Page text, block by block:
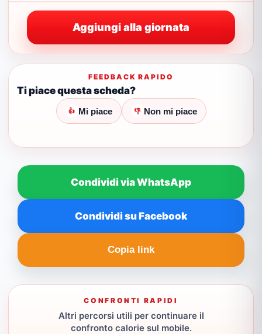
Aggiungi alla giornata
FEEDBACK RAPIDO
Ti piace questa scheda?
👍 Mi piace 👎 Non mi piace
Condividi via WhatsApp
Condividi su Facebook
Copia link
CONFRONTI RAPIDI
Altri percorsi utili per continuare il
confronto calorie sul mobile.